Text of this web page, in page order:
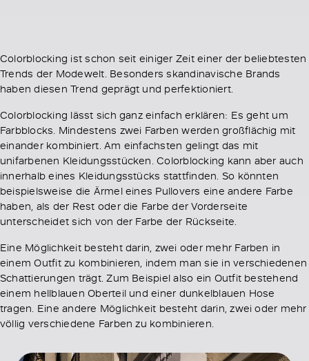
Colorblocking ist schon seit einiger Zeit einer der beliebtesten
Trends der Modewelt. Besonders skandinavische Brands
haben diesen Trend geprägt und perfektioniert.
Colorblocking lässt sich ganz einfach erklären: Es geht um
Farbblocks. Mindestens zwei Farben werden großflächig mit
einander kombiniert. Am einfachsten gelingt das mit
unifarbenen Kleidungsstücken. Colorblocking kann aber auch
innerhalb eines Kleidungsstücks stattfinden. So könnten
beispielsweise die Ärmel eines Pullovers eine andere Farbe
haben, als der Rest oder die Farbe der Vorderseite
unterscheidet sich von der Farbe der Rückseite.
Eine Möglichkeit besteht darin, zwei oder mehr Farben in
einem Outfit zu kombinieren, indem man sie in verschiedenen
Schattierungen trägt. Zum Beispiel also ein Outfit bestehend
einem hellblauen Oberteil und einer dunkelblauen Hose
tragen. Eine andere Möglichkeit besteht darin, zwei oder mehr
völlig verschiedene Farben zu kombinieren.